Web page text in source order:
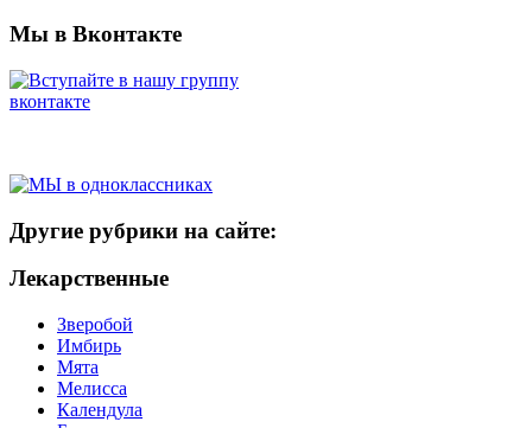
Мы в Вконтакте
Другие рубрики на сайте:
Лекарственные
Зверобой
Имбирь
Мята
Мелисса
Календула